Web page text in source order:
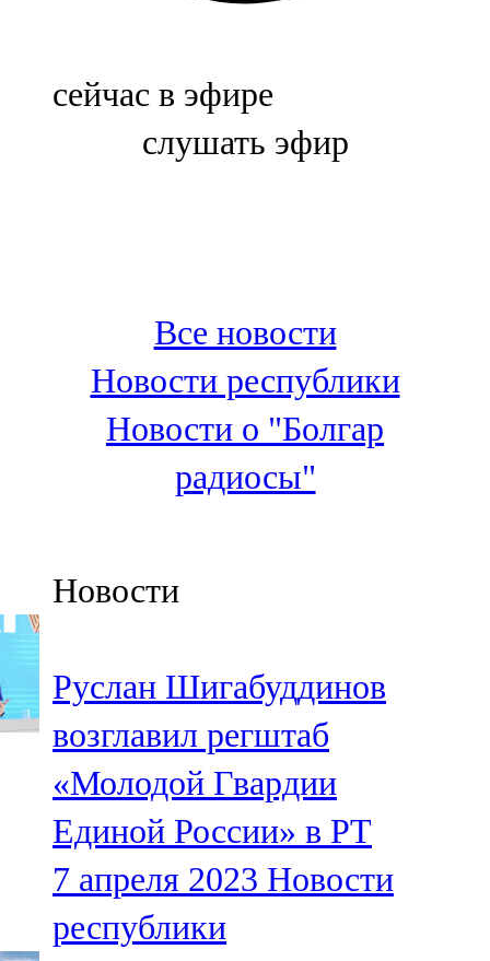
Болгар
100,3 FM
Зәй
106,6 FM
Кадыбаш
105,2 FM
91,5 FM
106,1 FM
Кама тамагы
71,51 FM
Кукмара
107,9 FM
Лениногорский
сейчас в эфире
слушать эфир
Все новости
Новости республики
Новости о "Болгар
радиосы"
Новости
Руслан Шигабуддинов
возглавил регштаб
«Молодой Гвардии
Единой России» в РТ
7 апреля 2023 Новости
республики